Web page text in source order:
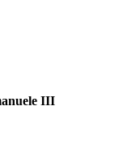
III